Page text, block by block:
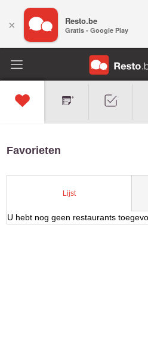
Favorieten
Lijst
U hebt nog geen restaurants
× Resto.be
Gratis - Google Play